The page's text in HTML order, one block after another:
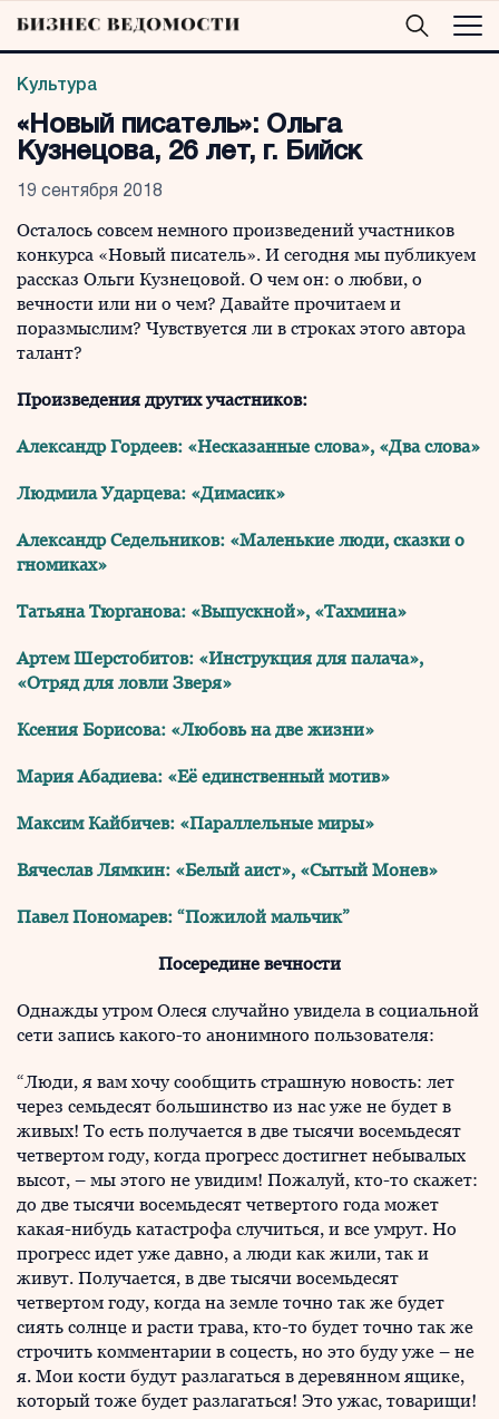
Культура
«Новый писатель»: Ольга
Кузнецова, 26 лет, г. Бийск
19 сентября 2018
Осталось совсем немного произведений участников
конкурса «Новый писатель». И сегодня мы публикуем
рассказ Ольги Кузнецовой. О чем он: о любви, о
вечности или ни о чем? Давайте прочитаем и
поразмыслим? Чувствуется ли в строках этого автора
талант?
Произведения других участников:
Александр Гордеев: «Несказанные слова», «Два слова»
Людмила Ударцева: «Димасик»
Александр Седельников: «Маленькие люди, сказки о
гномиках»
Татьяна Тюрганова: «Выпускной», «Тахмина»
Артем Шерстобитов: «Инструкция для палача»,
«Отряд для ловли Зверя»
Ксения Борисова: «Любовь на две жизни»
Мария Абадиева: «Её единственный мотив»
Максим Кайбичев: «Параллельные миры»
Вячеслав Лямкин: «Белый аист», «Сытый Монев»
Павел Пономарев: “Пожилой мальчик”
Посередине вечности
Однажды утром Олеся случайно увидела в социальной
сети запись какого-то анонимного пользователя:
“Люди, я вам хочу сообщить страшную новость: лет
через семьдесят большинство из нас уже не будет в
живых! То есть получается в две тысячи восемьдесят
четвертом году, когда прогресс достигнет небывалых
высот, – мы этого не увидим! Пожалуй, кто-то скажет:
до две тысячи восемьдесят четвертого года может
какая-нибудь катастрофа случиться, и все умрут. Но
прогресс идет уже давно, а люди как жили, так и
живут. Получается, в две тысячи восемьдесят
четвертом году, когда на земле точно так же будет
сиять солнце и расти трава, кто-то будет точно так же
строчить комментарии в соцесть, но это буду уже – не
я. Мои кости будут разлагаться в деревянном ящике,
который тоже будет разлагаться! Это ужас, товарищи!